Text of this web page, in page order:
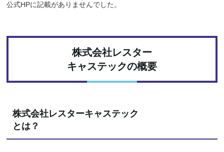
公式HPに記載がありませんでした。
株式会社レスター
キャステックの概要
株式会社レスターキャステック
とは？